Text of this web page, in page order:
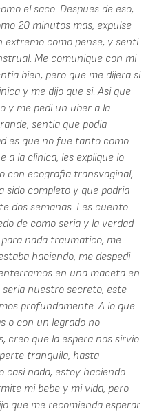
el saco. Despues de eso,
20 minutos mas, expulse
extremo como pense, y senti
Me comunique con mi
bien, pero que me dijera si
y me dijo que si. Asi que
y me pedi un uber a la
sentia que podia
es que no fue tanto como
a la clinica, les explique lo
con ecografia transvaginal,
sido completo y que podria
dos semanas. Les cuento
de como seria y la verdad
nada traumatico, me
haciendo, me despedi
en una maceta en
nuestro secreto, este
profundamente. A lo que
o con un legrado no
creo que la espera nos sirvio
tranquila, hasta
casi nada, estoy haciendo
mi bebe y mi vida, pero
que me recomienda esperar